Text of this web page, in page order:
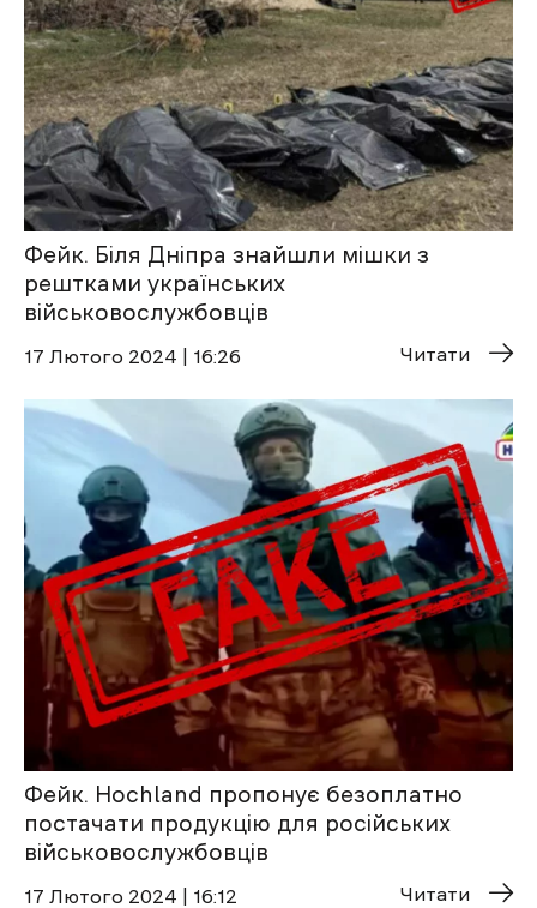
Фейк. Біля Дніпра знайшли мішки з
рештками українських
військовослужбовців
17 Лютого 2024 | 16:26 Читати
Фейк. Hochland пропонує безоплатно
постачати продукцію для російських
військовослужбовців
17 Лютого 2024 | 16:12 Читати